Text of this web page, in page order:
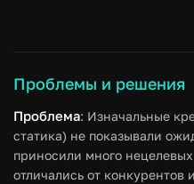
Проблемы и решения
Проблема: Изначальные
статика) не показывали
приносили много
отличались от конкурентов